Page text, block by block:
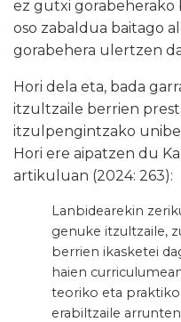
ez gutxi gorabeherako
oso zabaldua baitago
gorabehera ulertzen
Hori dela eta, bada
itzultzaile berrien
itzulpengintzako
Hori ere aipatzen du
artikuluan (2024: 263):
Lanbidearekin
genuke itzultzaile,
berrien ikasketei
haien
teoriko eta praktiko
erabiltzaile